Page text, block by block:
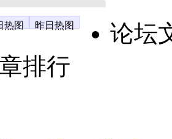
热图 昨日热图
论坛
排行